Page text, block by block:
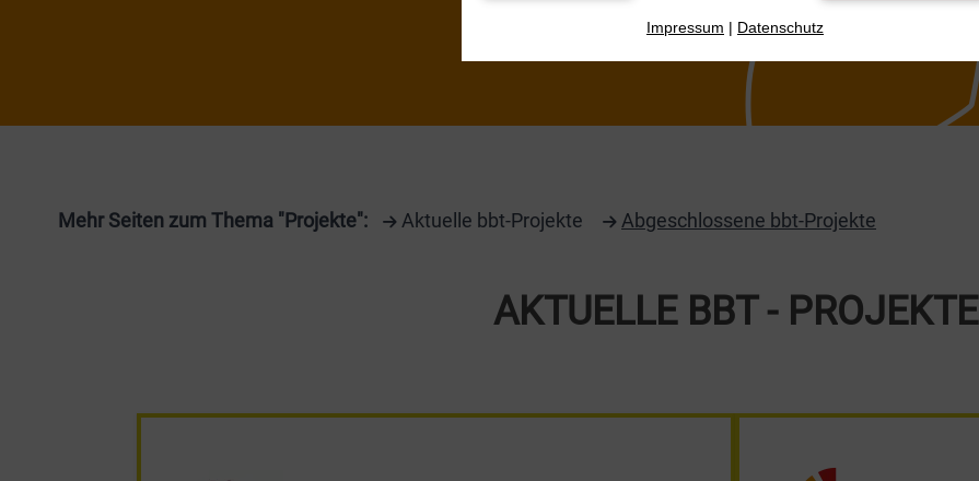
Mehr Seiten zum Thema "Projekte": Aktuelle bbt-Projekte Abgeschlossene bbt-Projekte
AKTUELLE BBT - PROJEKTE
Impressum | Datenschutz